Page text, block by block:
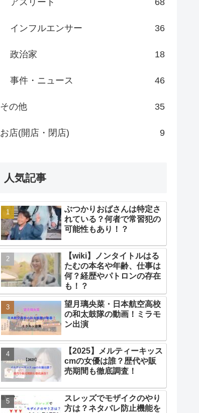
アスリート 68
インフルエンサー 36
政治家 18
事件・ニュース 46
その他 35
お店(開店・閉店) 9
人気記事
ぶつかりおばさんは特定さ
れている？何者で常習犯の
可能性もあり！？
【wiki】ノンタイトルはる
たむの本名や年齢、仕事は
何？経歴やパトロンの存在
も！？
望月璃央菜・日本航空高校
の和太鼓隊の動画！ミラモ
ン出演
【2025】メルティーキッス
cmの女優は誰？歴代や販
売期間も徹底調査！
スレッズでモザイクのやり
方は？ネタバレ防止機能を